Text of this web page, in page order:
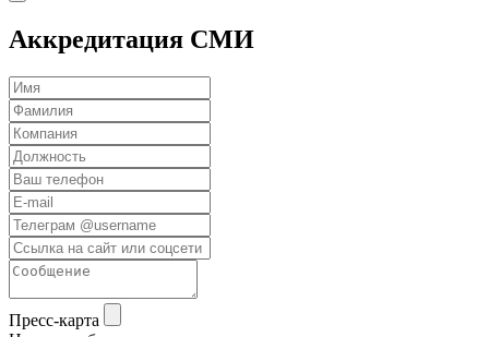
Аккредитация СМИ
Пресс-карта